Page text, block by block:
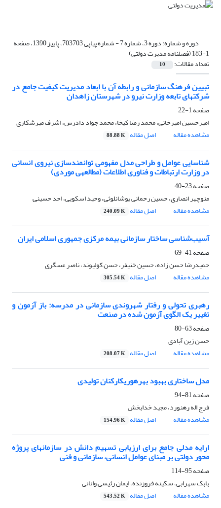
دوره و شماره: دوره 3، شماره 7 - شماره پیاپی 703703، پاییز 1390، صفحه
1-183 (فصلنامه مدیرت دولتی)
تعداد مقالات: 10
تبیین فرهنگ سازمانی و رابطه آن با ابعاد مدیریت کیفیت جامع در
شرکت‎های تابعه وزارت نیرو در شهرستان زاهدان
صفحه1-22
امیرحسین امیرخانی، محمد رضا کیخا، محمد جواد دادرس، اشرف میرشکاری
مشاهده مقاله
اصل مقاله 88.88 K
شناسایی عوامل و طراحی مدل مفهومی توانمندسازی نیروی انسانی
در وزارت ارتباطات و فناوری اطلاعات (مطالعه‎ی موردی)
صفحه23-40
منوچهر انصاری، حسین رحمانی یوشانلوئی، وحید اسکویی، احد حسینی
مشاهده مقاله
اصل مقاله 240.09 K
آسیب‌شناسی ساختار سازمانی بیمه مرکزی جمهوری اسلامی ایران
صفحه41-69
حمیدرضا حسن زاده، حسین خنیفر، حسن کولیوند، ناصر عسگری
مشاهده مقاله
اصل مقاله 305.54 K
رهبری تحولی و رفتار شهروندی سازمانی در مدرسه: باز آزمون و
تغییر یک الگوی آزمون شده در صنعت
صفحه63-80
حسن زین آبادی
مشاهده مقاله
اصل مقاله 208.07 K
مدل ساختاری بهبود بهره‎وریکارکنان تولیدی
صفحه81-94
فرج اله رهنورد، مجید خدابخش
مشاهده مقاله
اصل مقاله 154.96 K
ارایه مدلی جامع برای ارزیابی تسهیم دانش در سازمان‎های پروژه
محور دولتی بر مبنای عوامل انسانی، سازمانی و فنی
صفحه95-114
بابک سهرابی، سکینه فروزنده، ایمان رئیسی وانانی
مشاهده مقاله
اصل مقاله 543.52 K